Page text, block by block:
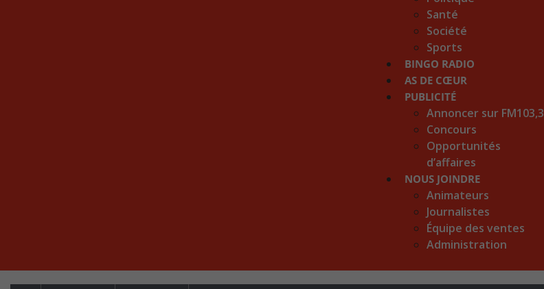
Santé
Société
Sports
BINGO RADIO
AS DE CŒUR
PUBLICITÉ
Annoncer sur FM103,3
Concours
Opportunités
d’affaires
NOUS JOINDRE
Animateurs
Journalistes
Équipe des ventes
Administration